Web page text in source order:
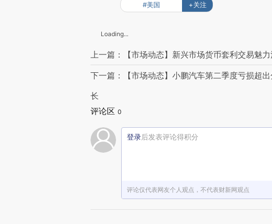
#美国 +关注
Loading...
上一篇：【市场动态】新兴市场货币套利交易魅
下一篇：【市场动态】小鹏汽车第二季度亏损超
长
评论区 0
登录后发表评论得积分
评论仅代表网友个人观点，不代表财新网观点